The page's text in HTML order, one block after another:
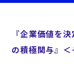
『企業価値を
の積極関与』＜